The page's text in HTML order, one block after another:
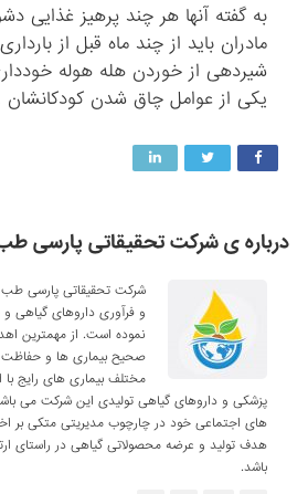
به گفته آنها هر چند پرهیز غذایی
مادران باید از چند ماه قبل از
شیردهی از خوردن هله هوله
یکی از عوامل چاق شدن کودکانشان
درباره ی شرکت تحقیقاتی پارسی
و فرآوری داروهای گیاهی و
نموده است. از مهمترین
صحیح بیماری ها و حفاظت
مختلف بیماری های رایج با
پزشکی و داروهای گیاهی تولیدی این شرکت می
های اجتماعی خود در چارچوب مدیریتی متکی بر
هدف تولید و عرضه محصولاتی گیاهی در راستای
باشد.